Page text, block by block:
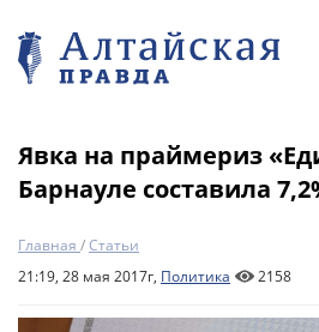
Явка на праймериз
Барнауле составила
Главная /Статьи
21:19, 28 мая 2017г, Политика 2158